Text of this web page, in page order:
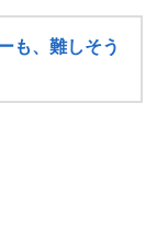
も、難しそう